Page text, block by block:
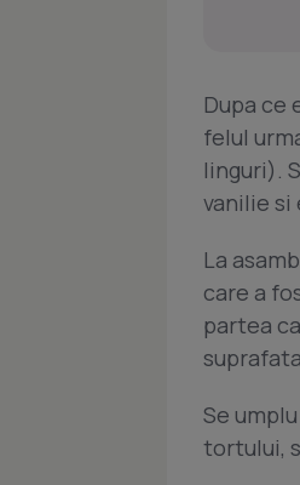
Dupa ce
felul
linguri).
vanilie si
La
care a
partea
Se
tortului,